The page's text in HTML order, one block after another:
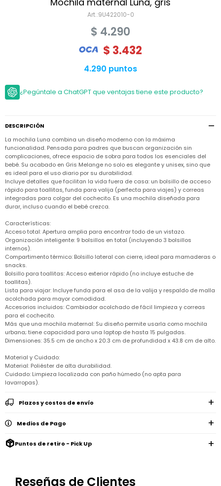
9U422010-0
$ 4.290
$ 3.432
4.290 puntos
¿Pegúntale a ChatGPT que ventajas tiene este producto?
DESCRIPCIÓN
La mochila Luna combina un diseño moderno con la máxima
funcionalidad. Pensada para padres que buscan organización sin
complicaciones, ofrece espacio de sobra para todos los esenciales del
bebé. Su acabado en Gris Melange no solo es elegante y unisex, sino que
es ideal para el uso diario por su durabilidad.
Incluye detalles que facilitan la vida fuera de casa: un bolsillo de acceso
rápido para toallitas, funda para valija (perfecta para viajes) y correas
integradas para colgar del cochecito. Es una mochila diseñada para
durar, incluso cuando el bebé crezca.
Características:
Acceso total: Apertura amplia para encontrar todo de un vistazo.
Organización inteligente: 9 bolsillos en total (incluyendo 3 bolsillos
internos).
Compartimento térmico: Bolsillo lateral con cierre, ideal para mamaderas o
snacks.
Bolsillo para toallitas: Acceso exterior rápido (no incluye estuche de
toallitas).
Lista para viajar: Incluye funda para el asa de la valija y respaldo de malla
acolchada para mayor comodidad.
Accesorios incluidos: Cambiador acolchado de fácil limpieza y correas
para el cochecito.
Más que una mochila maternal: Su diseño permite usarla como mochila
urbana; tiene capacidad para una laptop de hasta 15 pulgadas.
Dimensiones: 35.5 cm de ancho x 20.3 cm de profundidad x 43.8 cm de alto.
Material y Cuidado:
Material: Poliéster de alta durabilidad.
Cuidado: Limpieza localizada con paño húmedo (no apta para
lavarropas).
Plazos y costos de envío
Medios de Pago
Puntos de retiro - Pick Up
Reseñas de Clientes
Pantalones
de
baño
Remeras
y
camisas
Vestidos
Pijamas
Shorts
y
Polleras
Calzado
Buzos
y
sacos
Camperas
Pantalones
Sets
Trajes
de
baño
Remeras
y
Shorts
Enteritos
Pijamas
Calzado
Buzos
y
sacos
Camperas
Pantalones
Sets
Trajes
de
baño
Remeras
y
Vestidos
Enteritos
Pijamas
Ropa
interior
Shorts
y
Polleras
Calzado
Buzos
y
sacos
Niño
Camperas
y
Chalecos
Pantalones
Sets
Trajes
de
baño
Remeras
y
camisas
Shorts
Enteritos
Pijamas
Ropa
interior
Calzado
y
sacos
OUTLET
Club
Carter's
Carter's
Tips
Ver
todo
Skip
Hop
Baño
del
bebé
Paseo
del
bebé
Bolsos
maternales
Mochilas
y
valijas
del
bebé
Juegos
juguetes
Empresa
Contacto
Nuestras
Tiendas
Trabaja
con
nosotros
Relaciones
con
inversionistas
Carter
´s
inc
internacionales
Ciber
Junio
Compra
Cómo
comprar
Guía
de
talles
Envíos
y
Club
Carter's
Uruguay
Gift
Card
Promociones
y
Condiciones
Privacidad